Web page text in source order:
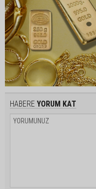
HABERE YORUM KAT